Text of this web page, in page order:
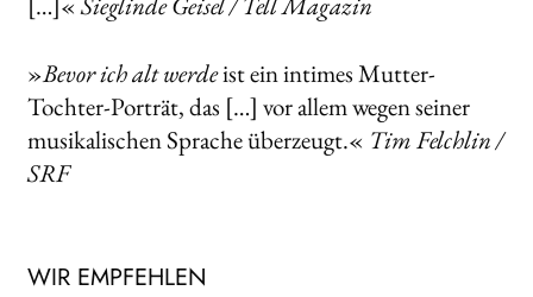
»Bevor ich alt werdeist ein intimes Mutter-
Tochter-Porträt, das […] vor allem wegen seiner
musikalischen Sprache überzeugt.« Tim Felchlin /
SRF
WIR EMPFEHLEN